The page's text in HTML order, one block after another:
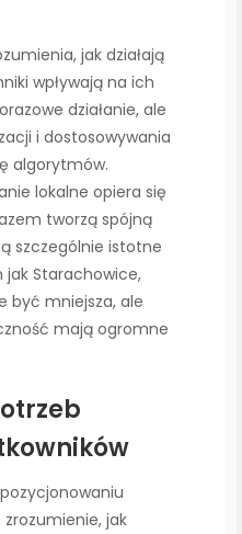
jak działają
wpływają na ich
działanie, ale
i dostosowywania
algorytmów.
lokalne opiera się
tworzą spójną
szczególnie istotne
Starachowice,
być mniejsza, ale
mają ogromne
jak